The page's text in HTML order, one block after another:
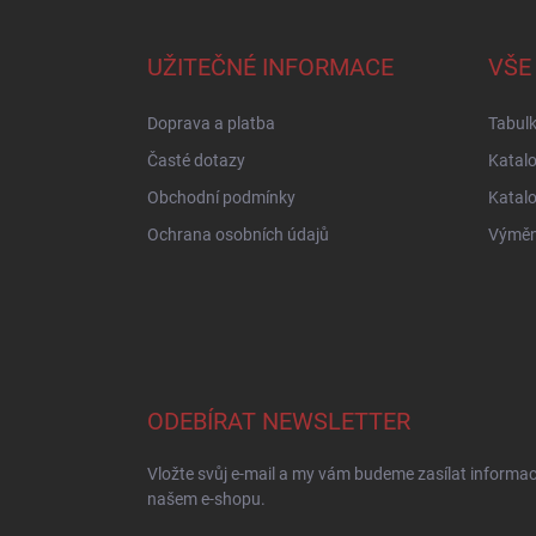
UŽITEČNÉ INFORMACE
Doprava a platba
Časté dotazy
Obchodní podmínky
Ochrana osobních údajů
ODEBÍRAT NEWSLETTER
Vložte svůj e-mail a my vám budeme zasílat
našem e-shopu.